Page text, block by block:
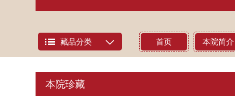
藏品分类 首页 本院简介
本院珍藏